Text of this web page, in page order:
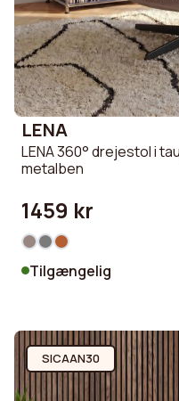
LENA
LENA 360° drejestol i
metalben
1459 kr
Tilgængelig
SICAAN30